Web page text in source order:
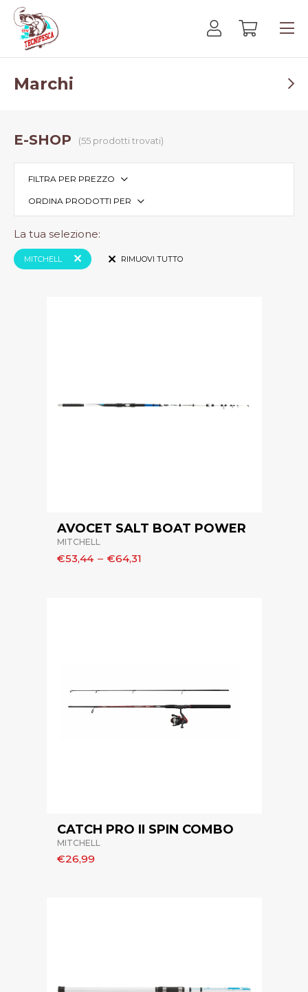
Marchi
E-SHOP (55 prodotti trovati)
FILTRA PER PREZZO
ORDINA PRODOTTI PER
La tua selezione:
MITCHELL RIMUOVI TUTTO
AVOCET SALT BOAT POWER
MITCHELL
€53,44 – €64,31
CATCH PRO II SPIN COMBO
MITCHELL
€26,99